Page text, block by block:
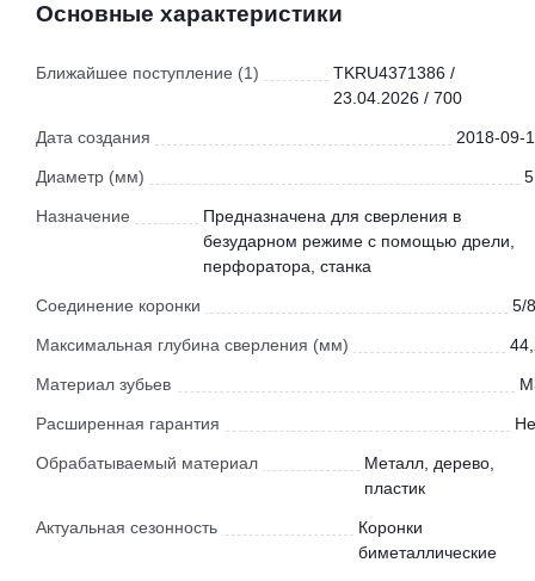
Основные характеристики
Ближайшее поступление (1)
TKRU4371386 /
23.04.2026 / 700
Дата создания 2018-09-
Диаметр (мм)
Назначение
Предназначена для сверления в
безударном режиме с помощью дрели,
перфоратора, станка
Соединение коронки 5/
Максимальная глубина сверления (мм)
Материал зубьев
Расширенная гарантия
Обрабатываемый материал
Металл, дерево,
пластик
Актуальная сезонность
Коронки
биметаллические